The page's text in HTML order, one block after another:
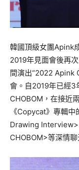
韓國頂級女團Apink
2019年見面會後再
間演出“2022 Apink
會。自2019年已經3
CHOBOM，在接近
《Copycat》專輯
Drawing
CHOBOM>等深情